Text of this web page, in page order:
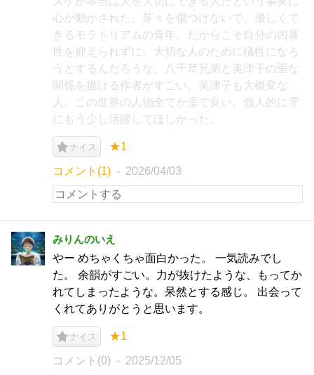
心が動かされた。芽々を傷つけないで、優しくで
きるモラトリアムの青年。だからこそ自分の凶暴
性を抑えられずに、大切な人のために犠牲になろ
うとするんだろうな。八千草兄弟と美津子の歪な
関係を描ける作者がすごい。美津子も大概変な
人。この世界の人物全てが歪で良い。個人的に雫
にもう少し活躍してほしかった。
ナイス ★1
コメント(1) 2026/04/03
みりんのいえ
やー めちゃくちゃ面白かった。 一気読みでし
た。 余韻がすごい。力が抜けたような、もってか
れてしまったような。呆然とする感じ。 出会って
くれてありがとうと思います。
ナイス ★1
コメント(0) 2025/12/05